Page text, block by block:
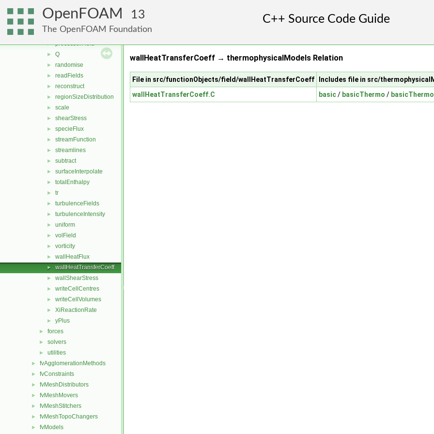
OpenFOAM 13
The OpenFOAM Foundation
► PecletNo
power
► pressure
► processorField
► Q
► randomise
► readFields
► reconstruct
► regionSizeDistribution
► scale
► shearStress
► specieFlux
► streamFunction
► streamlines
► subtract
► surfaceInterpolate
► totalEnthalpy
► tr
► turbulenceFields
► turbulenceIntensity
► uniform
► volField
► vorticity
► wallHeatFlux
► wallHeatTransferCoeff
► wallShearStress
► writeCellCentres
► writeCellVolumes
► XiReactionRate
► yPlus
► forces
► solvers
► utilities
► fvAgglomerationMethods
► fvConstraints
► fvMeshDistributors
► fvMeshMovers
► fvMeshStitchers
► fvMeshTopoChangers
► fvModels
wallHeatTransferCoeff → thermophysicalModels Relation
File in src/functionObjects/field/wallHeatTransferCoeff
Includes file in src/
wallHeatTransferCoeff.C
basic/ basicThermo /